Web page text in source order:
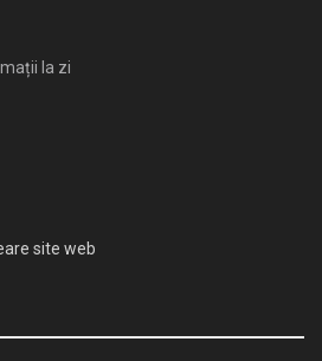
la zi
site web